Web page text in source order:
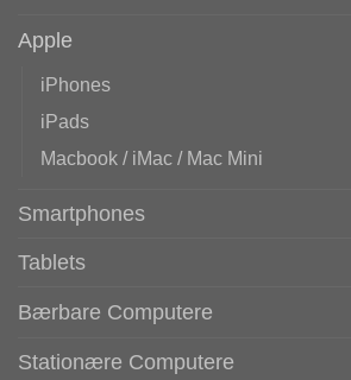
Apple
iPhones
iPads
Macbook / iMac / Mac Mini
Smartphones
Tablets
Bærbare Computere
Stationære Computere